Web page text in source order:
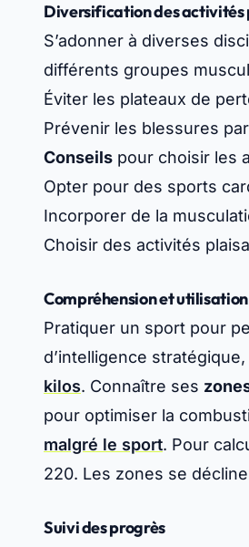
Diversification des activités
S’adonner à diverses
différents groupes
Éviter les plateaux de
Prévenir les blessures
Conseils pour choisir les
Opter pour des sports
Incorporer de la
Choisir des activités
Compréhension et
Pratiquer un sport pour
d’intelligence
kilos. Connaître ses
pour optimiser la
malgré le sport. Pour
220. Les zones se
Suivi des progrès